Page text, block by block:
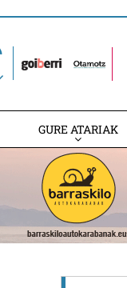
GURE ATARIAK